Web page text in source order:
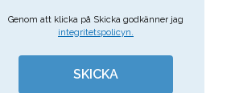
Genom att klicka på Skicka godkänner jag
integritetspolicyn.
SKICKA